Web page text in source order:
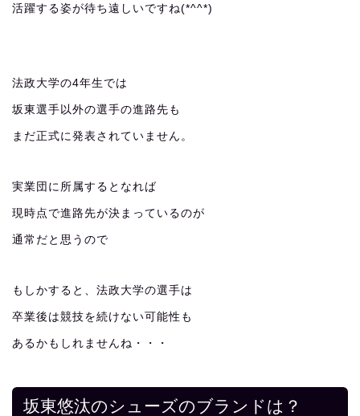
活躍する姿が待ち遠しいですね(*^^*)
法政大学の4年生では
坂東選手以外の選手の進路先も
まだ正式に発表されていません。
実業団に所属するとなれば
現時点で進路先が決まっているのが
通常だと思うので
もしかすると、法政大学の選手は
卒業後は競技を続けない可能性も
あるかもしれませんね・・・
坂東悠汰のシューズのブランドは？